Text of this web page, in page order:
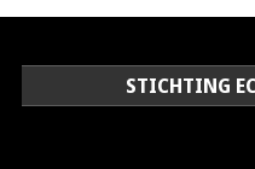
STICHTING